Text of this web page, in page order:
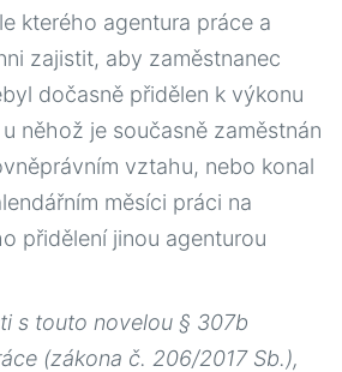
kterého agentura práce a
zajistit, aby zaměstnanec
dočasně přidělen k výkonu
něhož je současně zaměstnán
vztahu, nebo konal
měsíci práci na
přidělení jinou agenturou
s touto novelou § 307b
(zákona č. 206/2017 Sb.),